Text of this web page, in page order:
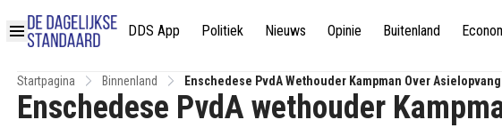
DDS App Politiek Nieuws Opinie Buitenland
Startpagina Binnenland Enschedese PvdA Wethouder Kampman Over
Enschedese PvdA wethouder